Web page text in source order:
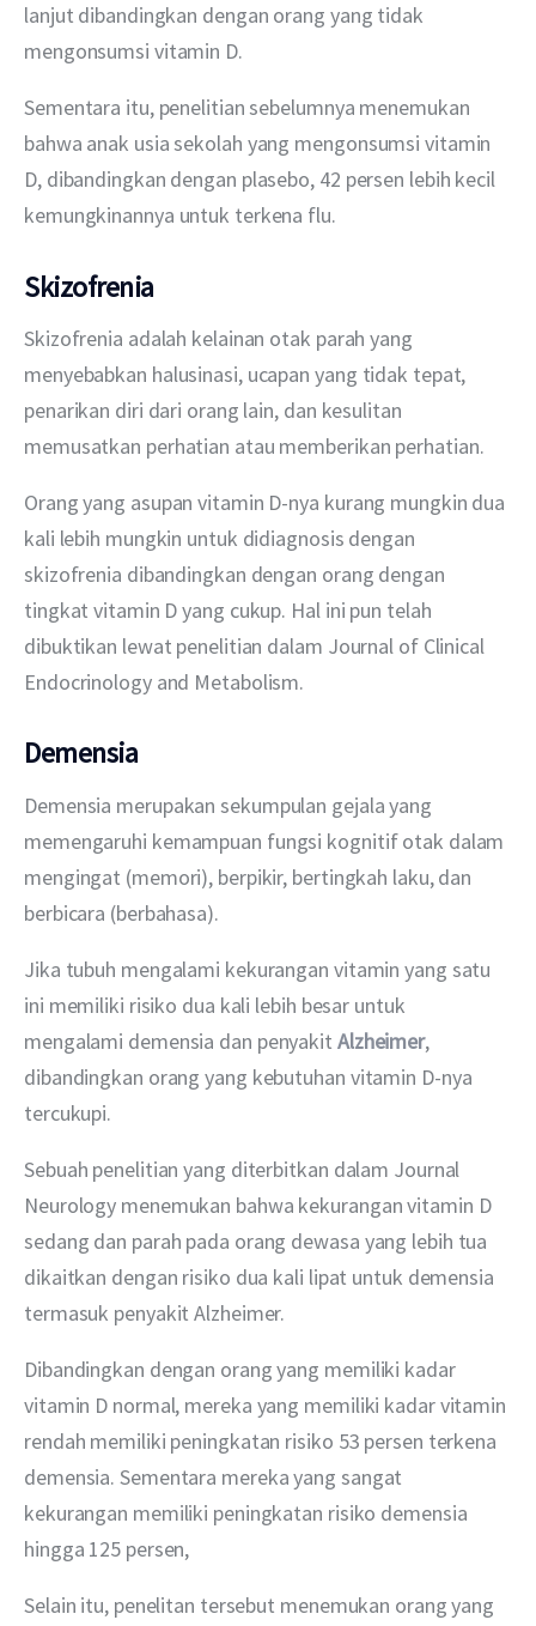
lanjut dibandingkan dengan orang yang tidak
mengonsumsi vitamin D.
Sementara itu, penelitian sebelumnya menemukan
bahwa anak usia sekolah yang mengonsumsi vitamin
D, dibandingkan dengan plasebo, 42 persen lebih kecil
kemungkinannya untuk terkena flu.
Skizofrenia
Skizofrenia adalah kelainan otak parah yang
menyebabkan halusinasi, ucapan yang tidak tepat,
penarikan diri dari orang lain, dan kesulitan
memusatkan perhatian atau memberikan perhatian.
Orang yang asupan vitamin D-nya kurang mungkin dua
kali lebih mungkin untuk didiagnosis dengan
skizofrenia dibandingkan dengan orang dengan
tingkat vitamin D yang cukup. Hal ini pun telah
dibuktikan lewat penelitian dalam Journal of Clinical
Endocrinology and Metabolism.
Demensia
Demensia merupakan sekumpulan gejala yang
memengaruhi kemampuan fungsi kognitif otak dalam
mengingat (memori), berpikir, bertingkah laku, dan
berbicara (berbahasa).
Jika tubuh mengalami kekurangan vitamin yang satu
ini memiliki risiko dua kali lebih besar untuk
mengalami demensia dan penyakit Alzheimer,
dibandingkan orang yang kebutuhan vitamin D-nya
tercukupi.
Sebuah penelitian yang diterbitkan dalam Journal
Neurology menemukan bahwa kekurangan vitamin D
sedang dan parah pada orang dewasa yang lebih tua
dikaitkan dengan risiko dua kali lipat untuk demensia
termasuk penyakit Alzheimer.
Dibandingkan dengan orang yang memiliki kadar
vitamin D normal, mereka yang memiliki kadar vitamin
rendah memiliki peningkatan risiko 53 persen terkena
demensia. Sementara mereka yang sangat
kekurangan memiliki peningkatan risiko demensia
hingga 125 persen,
Selain itu, penelitan tersebut menemukan orang yang